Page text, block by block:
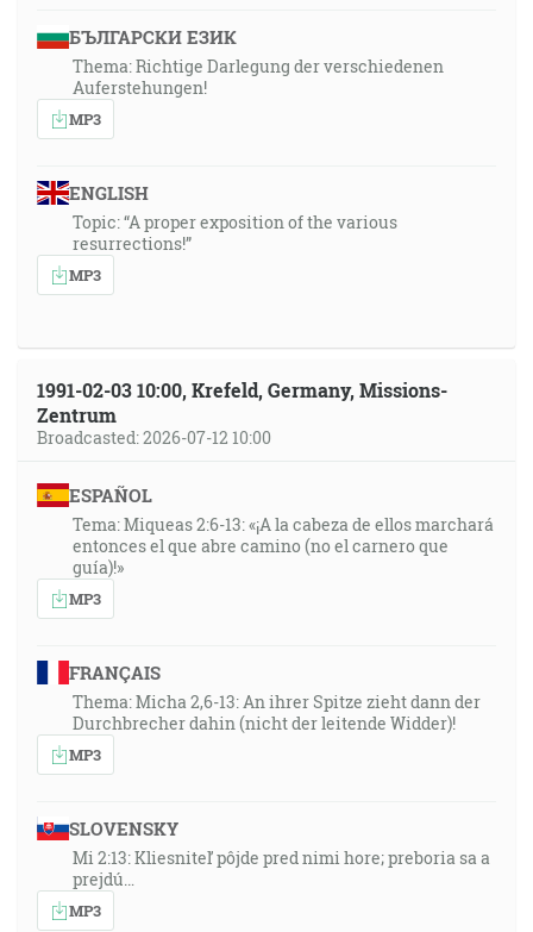
БЪЛГАРСКИ ЕЗИК
Thema: Richtige Darlegung der verschiedenen
Auferstehungen!
MP3
ENGLISH
Topic: “A proper exposition of the various
resurrections!”
MP3
1991-02-03 10:00, Krefeld, Germany, Missions-
Zentrum
Broadcasted: 2026-07-12 10:00
ESPAÑOL
Tema: Miqueas 2:6-13: «¡A la cabeza de ellos marchará
entonces el que abre camino (no el carnero que
guía)!»
MP3
FRANÇAIS
Thema: Micha 2,6-13: An ihrer Spitze zieht dann der
Durchbrecher dahin (nicht der leitende Widder)!
MP3
SLOVENSKY
Mi 2:13: Kliesniteľ pôjde pred nimi hore; preboria sa a
prejdú…
MP3